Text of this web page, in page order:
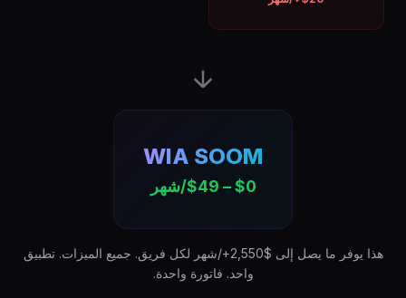
WIA SOOM
$0 – $49/شهر
هذا يوفر ما يصل إلى $2,550+/شهر لكل فريق. جميع الميزات. تطبيق
واحد. فاتورة واحدة.